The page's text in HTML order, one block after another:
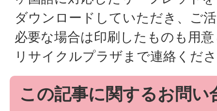
ダウンロードしていただき、ご
必要な場合は印刷したものも用
リサイクルプラザまで連絡くだ
この記事に関するお問い